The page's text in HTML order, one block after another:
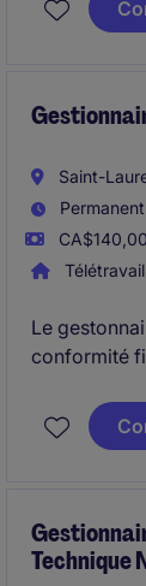
Saint-
Permanent
Le
conformité
en
équipe
Technique